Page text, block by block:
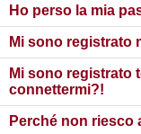
Ho perso la mia
Mi sono registrato
Mi sono registrato
connettermi?!
Perché non riesco